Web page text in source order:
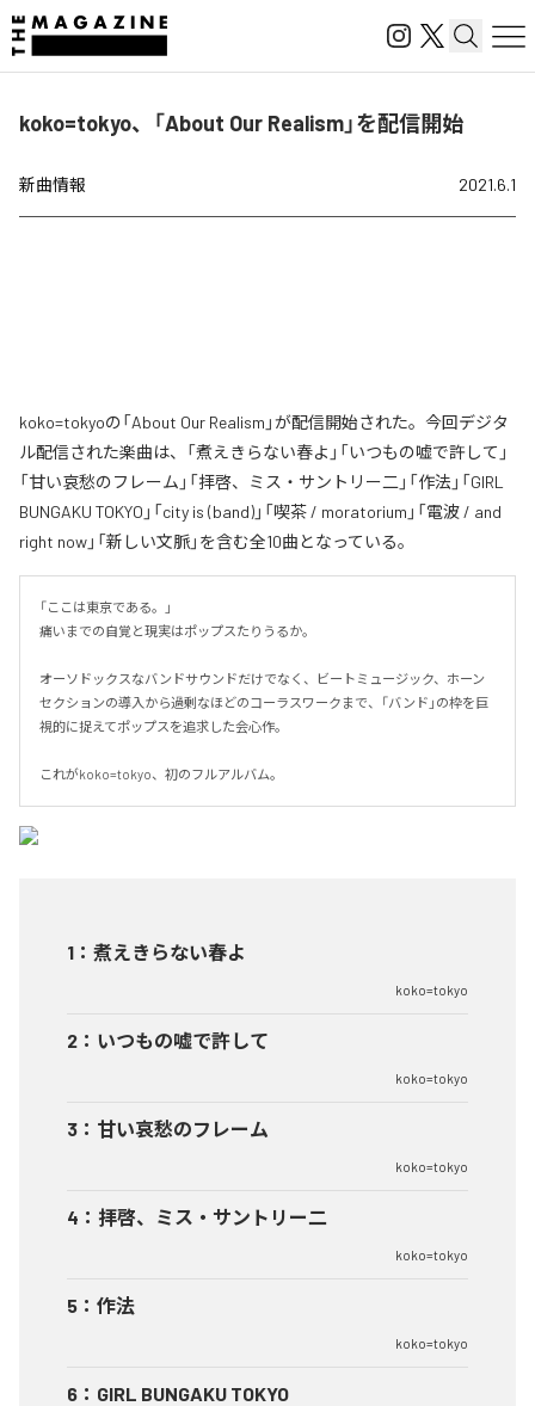
koko=tokyo、「About Our Realism」を配信開始
新曲情報 2021.6.1
koko=tokyoの「About Our Realism」が配信開始された。今回デジタ
ル配信された楽曲は、「煮えきらない春よ」「いつもの嘘で許して」
「甘い哀愁のフレーム」「拝啓、ミス・サントリー二」「作法」「GIRL
BUNGAKU TOKYO」「city is (band)」「喫茶 / moratorium」「電波 / and
right now」「新しい文脈」を含む全10曲となっている。
「ここは東京である。」
痛いまでの自覚と現実はポップスたりうるか。
オーソドックスなバンドサウンドだけでなく、ビートミュージック、ホーン
セクションの導入から過剰なほどのコーラスワークまで、「バンド」の枠を巨
視的に捉えてポップスを追求した会心作。
これがkoko=tokyo、初のフルアルバム。
1 ： 煮えきらない春よ
koko=tokyo
2 ： いつもの嘘で許して
koko=tokyo
3 ： 甘い哀愁のフレーム
koko=tokyo
4 ： 拝啓、ミス・サントリー二
koko=tokyo
5 ： 作法
koko=tokyo
6 ： GIRL BUNGAKU TOKYO